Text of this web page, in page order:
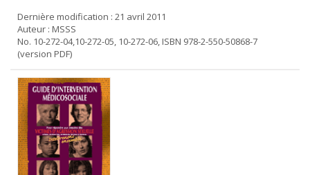
Dernière modification : 21 avril 2011
Auteur : MSSS
No. 10-272-04,10-272-05, 10-272-06, ISBN 978-2-550-50868-7
(version PDF)